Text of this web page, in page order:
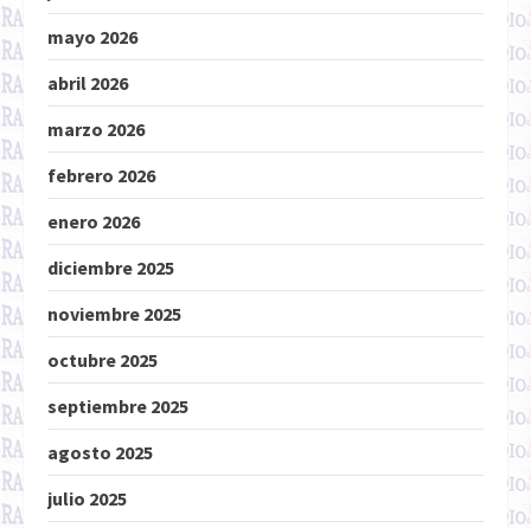
mayo 2026
abril 2026
marzo 2026
febrero 2026
enero 2026
diciembre 2025
noviembre 2025
octubre 2025
septiembre 2025
agosto 2025
julio 2025